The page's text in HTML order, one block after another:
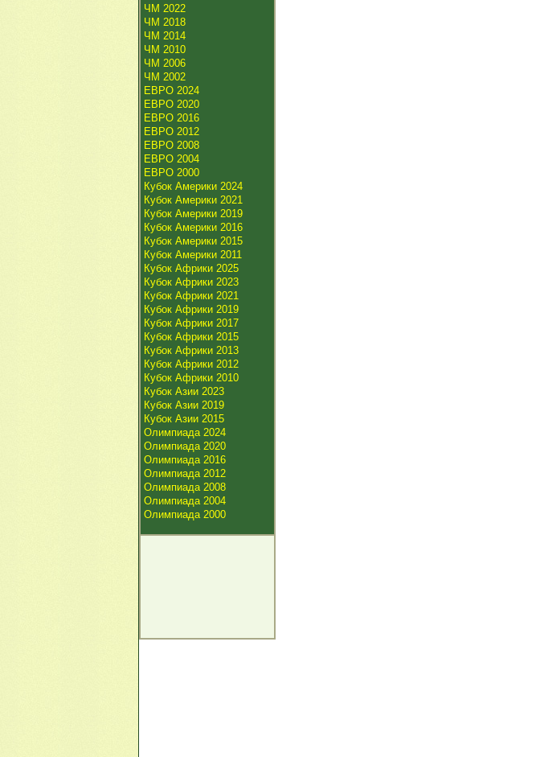
ЧМ 2022
ЧМ 2018
ЧМ 2014
ЧМ 2010
ЧМ 2006
ЧМ 2002
ЕВРО 2024
ЕВРО 2020
ЕВРО 2016
ЕВРО 2012
ЕВРО 2008
ЕВРО 2004
ЕВРО 2000
Кубок Америки 2024
Кубок Америки 2021
Кубок Америки 2019
Кубок Америки 2016
Кубок Америки 2015
Кубок Америки 2011
Кубок Африки 2025
Кубок Африки 2023
Кубок Африки 2021
Кубок Африки 2019
Кубок Африки 2017
Кубок Африки 2015
Кубок Африки 2013
Кубок Африки 2012
Кубок Африки 2010
Кубок Азии 2023
Кубок Азии 2019
Кубок Азии 2015
Олимпиада 2024
Олимпиада 2020
Олимпиада 2016
Олимпиада 2012
Олимпиада 2008
Олимпиада 2004
Олимпиада 2000